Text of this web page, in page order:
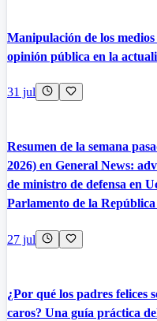
Manipulación de los
opinión pública en la
31 jul
Resumen de la semana
2026) en General News:
de ministro de defensa en
Parlamento de la
27 jul
¿Por qué los padres felices
caros? Una guía práctica